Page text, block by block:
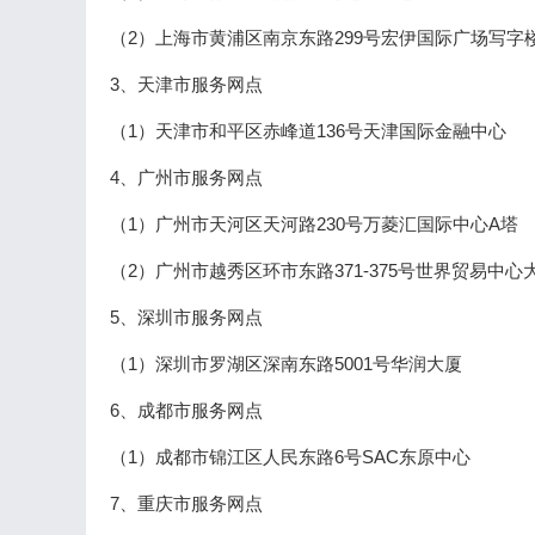
（2）上海市黄浦区南京东路299号宏伊国际广场写字
3、天津市服务网点
（1）天津市和平区赤峰道136号天津国际金融中心
4、广州市服务网点
（1）广州市天河区天河路230号万菱汇国际中心A塔
（2）广州市越秀区环市东路371-375号世界贸易中心
5、深圳市服务网点
（1）深圳市罗湖区深南东路5001号华润大厦
6、成都市服务网点
（1）成都市锦江区人民东路6号SAC东原中心
7、重庆市服务网点